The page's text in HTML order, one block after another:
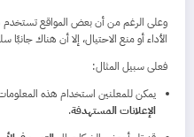
وعلى الرغم من أن بعض المواقع تستخدم
الأداء أو منع الاحتيال، إلا أن هناك جانبًا
فعلى سبيل المثال:
يمكن للمعلنين استخدام هذه
الإعلانات المستهدفة.